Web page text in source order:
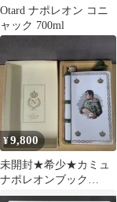
Otard ナポレオン コニ
ャック 700ml
¥9,800
未開封★希少★カミュ
ナポレオンブック
CAMUS NAPOLEON